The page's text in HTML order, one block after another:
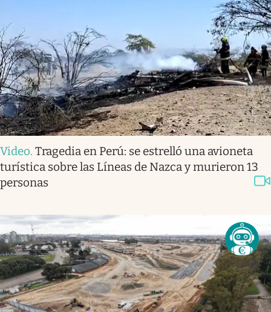
Video. Tragedia en Perú: se estrelló una avioneta
turística sobre las Líneas de Nazca y murieron 13
personas